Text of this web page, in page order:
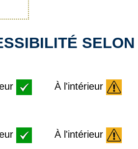
À l'intérieur
À l'intérieur